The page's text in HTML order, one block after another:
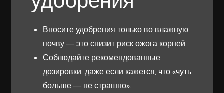
Вносите удобрения только во влажную
почву — это снизит риск ожога корней.
Соблюдайте рекомендованные
дозировки, даже если кажется, что «чуть
больше — не страшно».